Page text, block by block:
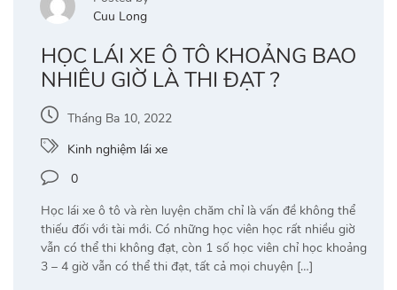
Cuu Long
HỌC LÁI XE Ô TÔ KHOẢNG BAO
NHIÊU GIỜ LÀ THI ĐẠT ?
Tháng Ba 10, 2022
Kinh nghiệm lái xe
0
Học lái xe ô tô và rèn luyện chăm chỉ là vấn đề không thể
thiếu đối với tài mới. Có những học viên học rất nhiều giờ
vẫn có thể thi không đạt, còn 1 số học viên chỉ học khoảng
3 – 4 giờ vẫn có thể thi đạt, tất cả mọi chuyện […]